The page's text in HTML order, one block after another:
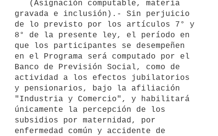
gravada e inclusión).- Sin perjuicio
de lo previsto por los artículos 7° y
8° de la presente ley, el período en
que los participantes se desempeñen
en el Programa será computado por el
Banco de Previsión Social, como de
actividad a los efectos jubilatorios
y pensionarios, bajo la afiliación
"Industria y Comercio", y habilitará
únicamente la percepción de los
subsidios por maternidad, por
enfermedad común y accidente de